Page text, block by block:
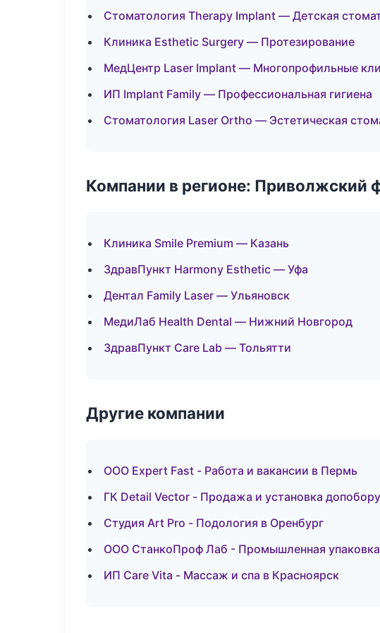
Стоматология Therapy Implant — Детская
Клиника Esthetic Surgery — Протезирование
МедЦентр Laser Implant — Многопрофильные
ИП Implant Family — Профессиональная гигиена
Стоматология Laser Ortho — Эстетическая
Компании в регионе: Приволжский
Клиника Smile Premium — Казань
ЗдравПункт Harmony Esthetic — Уфа
Дентал Family Laser — Ульяновск
МедиЛаб Health Dental — Нижний Новгород
ЗдравПункт Care Lab — Тольятти
Другие компании
ООО Expert Fast - Работа и вакансии в Пермь
ГК Detail Vector - Продажа и установка
Студия Art Pro - Подология в Оренбург
ООО СтанкоПроф Лаб - Промышленная
ИП Care Vita - Массаж и спа в Красноярск